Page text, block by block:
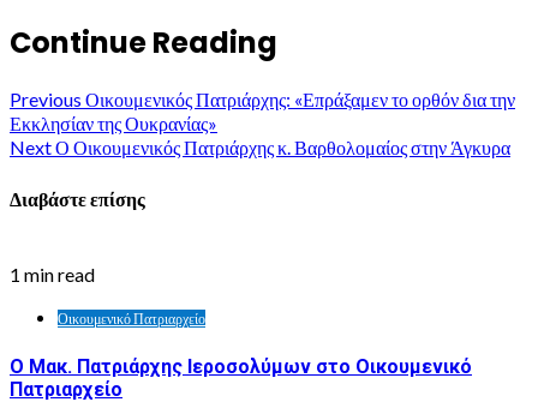
Continue Reading
Previous Οικουμενικός Πατριάρχης: «Επράξαμεν το ορθόν δια την
Εκκλησίαν της Ουκρανίας»
NextΟ Οικουμενικός Πατριάρχης κ. Βαρθολομαίος στην Άγκυρα
Διαβάστε επίσης
1 min read
Οικουμενικό Πατριαρχείο
Ο Μακ. Πατριάρχης Ιεροσολύμων στο Οικουμενικό
Πατριαρχείο